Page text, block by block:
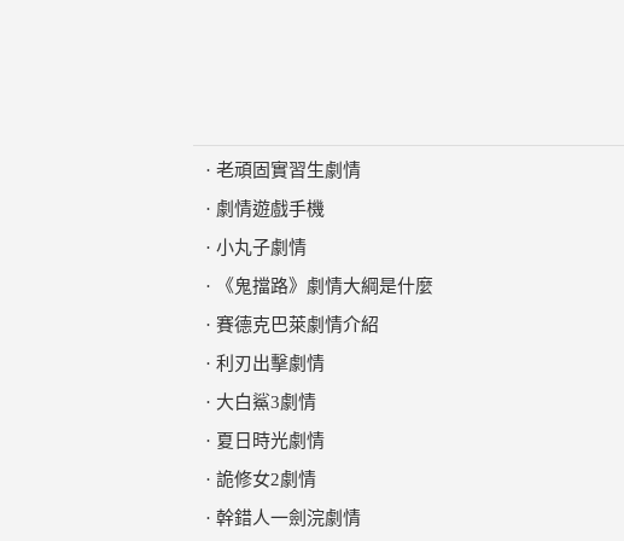
· 老頑固實習生劇情
· 劇情遊戲手機
· 小丸子劇情
·
《鬼擋路》劇情大綱是什麼
· 賽德克巴萊劇情介紹
· 利刃出擊劇情
· 大白鯊3劇情
· 夏日時光劇情
· 詭修女2劇情
· 幹錯人一劍浣劇情